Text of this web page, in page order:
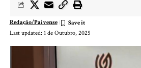
Last updated: 1 de Outubro, 2025
Redação/Paivense